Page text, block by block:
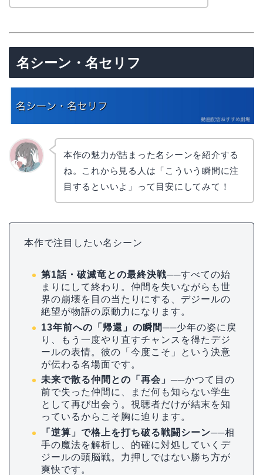
名シーン・名セリフ
本作の魅力が詰まった名シーンを紹介する
ね。これから見る人は「こういう瞬間に注
目するといいよ」って目安にしてみて！
本作で注目したい名シーン
第1話・破滅竜との最終決戦──すべての始
まりにして終わり。仲間を失いながらも世
界の崩壊を目の当たりにする、デジールの
絶望が物語の原動力になります。
13年前への「帰還」の瞬間──少年の姿に戻
り、もう一度やり直すチャンスを得たデジ
ールの表情。彼の「今度こそ」という決意
が伝わる名場面です。
未来で散る仲間との「再会」 ──かつて目の
前で失った仲間に、まだ何も知らない学生
として再び出会う。視聴者だけが結末を知
っているからこそ胸に迫ります。
「逆算」で格上を打ち破る戦闘シーン──相
手の魔法を解析し、的確に対処していくデ
ジールの頭脳戦。力押しではない勝ち方が
爽快です。